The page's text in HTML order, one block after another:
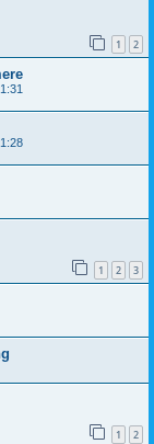
1 2
1 2 3
1 2